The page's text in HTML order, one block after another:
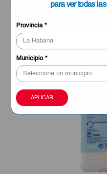
para ver todas
Provincia*
Municipio*
APLICAR